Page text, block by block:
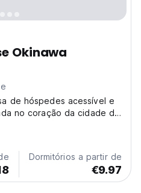
Okinawa
de hóspedes acessível e
no coração da cidade de
Dormitórios a partir de
€9.97